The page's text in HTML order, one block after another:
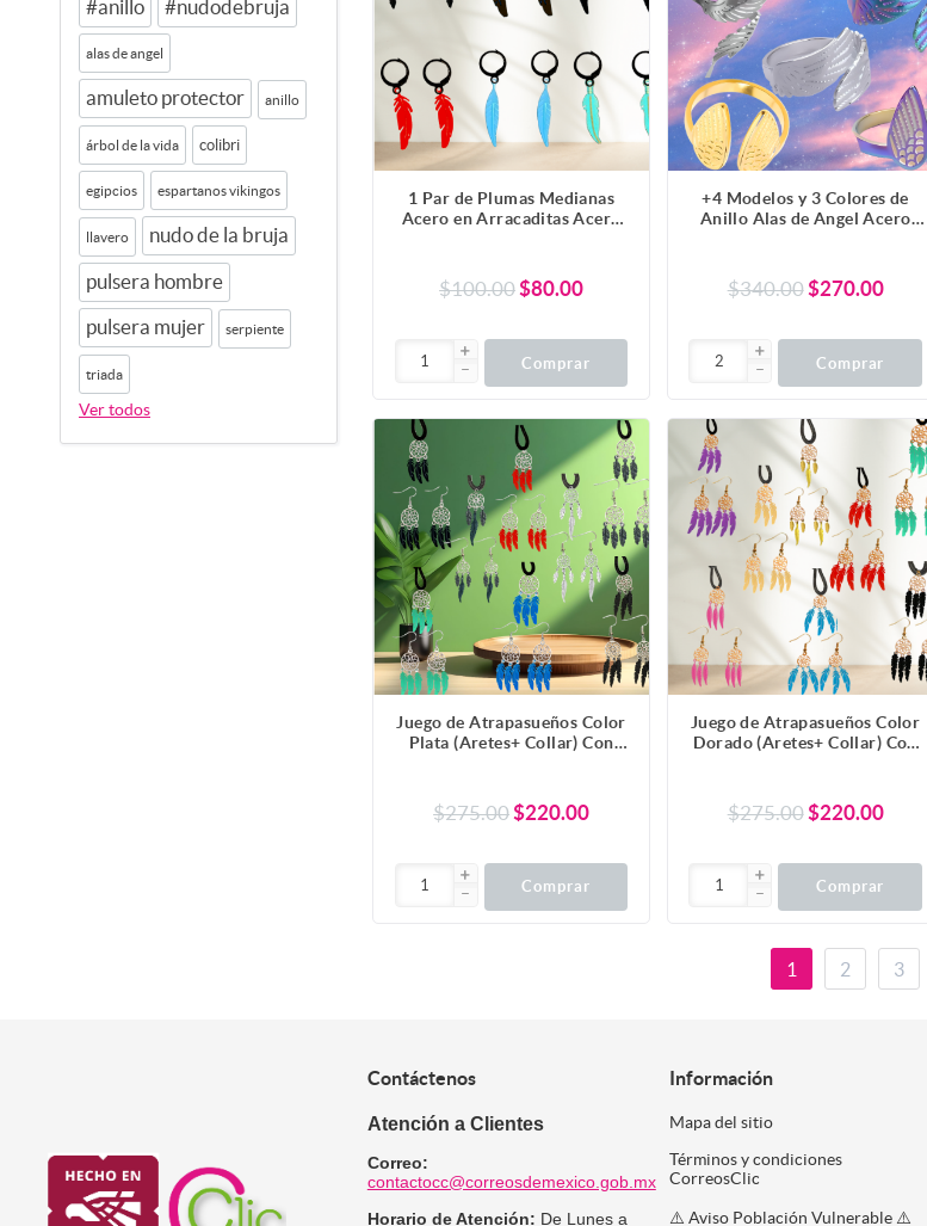
#anillo #nudodebruja
alas de angel
amuleto protector anillo
árbol de la vida colibri
egipcios espartanos vikingos
llavero nudo de la bruja
pulsera hombre
pulsera mujer serpiente
triada
Ver todos
1 Par de Plumas Medianas
Acero en Arracaditas Acero
Colores Para Escoger
CUPF&=X1PLu-Lopi
$100.00$80.00
Comprar
+4 Modelos y 3 Colores de
Anillo Alas de Angel Acero
$340.00$270.00
Comprar
Juego de Atrapasueños Color
Plata (Aretes+ Collar) Con
Modelos para Escoger x1-10
$275.00 $220.00
Comprar
Juego de Atrapasueños Color
Dorado (Aretes+ Collar) Con
Modelos para Escoger x1-10
$275.00 $220.00
Comprar
1 2 3
Contáctenos
Atención a Clientes
Correo:
contactocc@correosdemexico.gob.mx
Horario de Atención: De Lunes a
Información
Mapa del sitio
Términos y condiciones
CorreosClic
⚠️ Aviso Población Vulnerable ⚠️